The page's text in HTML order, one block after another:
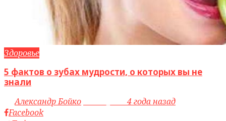
Здоровье
5 фактов о зубах мудрости, о которых вы не
знали
byАлександр Бойко
4 года назад
Facebook